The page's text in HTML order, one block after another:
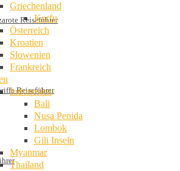
Reiseführer
Reiseführer
Griechenland
Korfu
Österreich
Kroatien
Slowenien
Frankreich
Indonesien
Bali
Nusa Penida
Lombok
Gili Inseln
Myanmar
Thailand